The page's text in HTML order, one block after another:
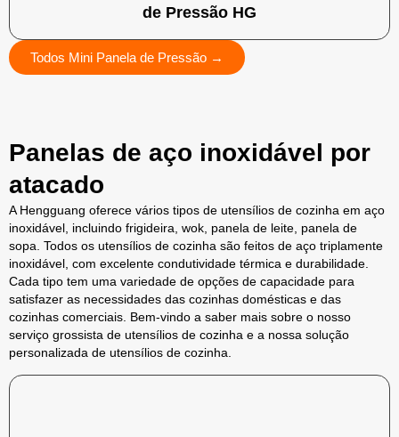
de Pressão HG
Todos Mini Panela de Pressão →
Panelas de aço inoxidável por
atacado
A Hengguang oferece vários tipos de utensílios de cozinha em aço
inoxidável, incluindo frigideira, wok, panela de leite, panela de
sopa. Todos os utensílios de cozinha são feitos de aço triplamente
inoxidável, com excelente condutividade térmica e durabilidade.
Cada tipo tem uma variedade de opções de capacidade para
satisfazer as necessidades das cozinhas domésticas e das
cozinhas comerciais. Bem-vindo a saber mais sobre o nosso
serviço grossista de utensílios de cozinha e a nossa solução
personalizada de utensílios de cozinha.